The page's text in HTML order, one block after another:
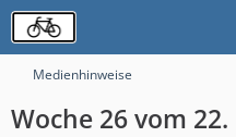
Medienhinweise
Woche 26 vom